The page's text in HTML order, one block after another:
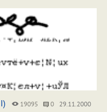
19095 0 29.11.2000